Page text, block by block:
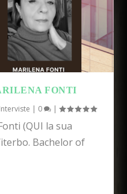
FONTI
Interviste | 0 |
(QUI la sua
Bachelor of